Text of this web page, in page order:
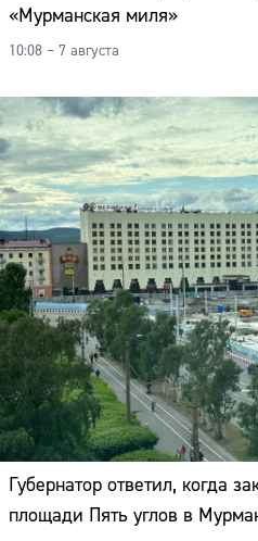
«Мурманская миля»
10:08 – 7 августа
Губернатор ответил, когда
площади Пять углов в